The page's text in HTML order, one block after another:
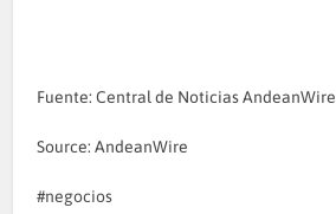
Fuente: Central de Noticias AndeanWire
Source: AndeanWire
negocios